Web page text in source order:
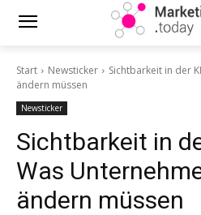
Start Newsticker
Sichtbarkeit in der
ändern müssen
Newsticker
Sichtbarkeit in
Was
ändern müssen